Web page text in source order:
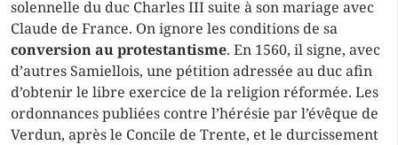
solennelle du duc Charles III suite à son mariage avec
Claude de France. On ignore les conditions de sa
conversion au protestantisme. En 1560, il signe, avec
d’autres Samiellois, une pétition adressée au duc afin
d’obtenir le libre exercice de la religion réformée. Les
ordonnances publiées contre l’hérésie par l’évêque de
Verdun, après le Concile de Trente, et le durcissement